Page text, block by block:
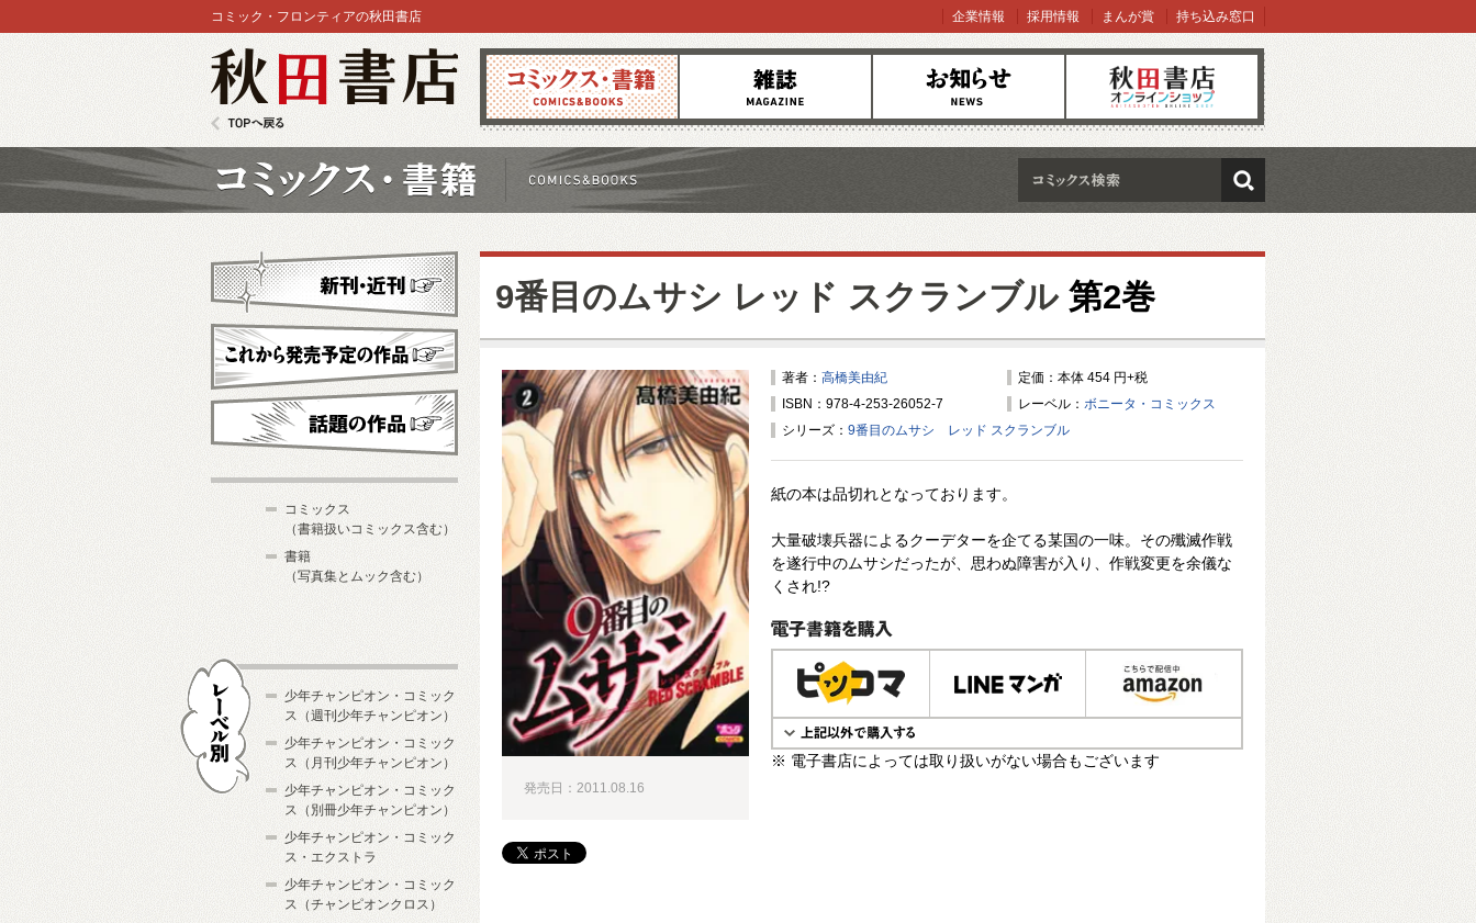
コミックス 雑誌 お知らせ オンラインショップ
コミック・フロンティアの秋田書店 企業情報 採用情報 まんが賞 持ち込み窓口
検索
9番目のムサシ レッド スクランブル第2巻
著者： 高橋美由紀
定価：本体 454 円+税
ISBN：978-4-253-26052-7
レーベル： ボニータ・コミックス
シリーズ： 9番目のムサシ レッド スクランブル
紙の本は品切れとなっております。
大量破壊兵器によるクーデターを企てる某国の一味。その殲滅作戦
を遂行中のムサシだったが、思わぬ障害が入り、作戦変更を余儀な
くされ!?
電子書籍で購入
※ 電子書店によっては取り扱いがない場合もございます
発売日：2011.08.16
新刊・近刊
これから発売予定
コミックス
（書籍扱いコミックス含む）
書籍
（写真集とムック含む）
少年チャンピオン・コミック
ス（週刊少年チャンピオン）
少年チャンピオン・コミック
ス（月刊少年チャンピオン）
少年チャンピオン・コミック
ス（別冊少年チャンピオン）
少年チャンピオン・コミック
ス・エクストラ
少年チャンピオン・コミック
ス（チャンピオンクロス）